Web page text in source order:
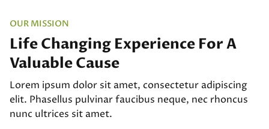
OUR MISSION
Life Changing Experience For A
Valuable Cause
Lorem ipsum dolor sit amet, consectetur adipiscing
elit. Phasellus pulvinar faucibus neque, nec rhoncus
nunc ultrices sit amet.